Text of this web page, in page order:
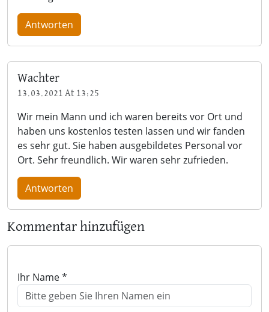
Antworten
Wachter
13.03.2021 At 13:25
Wir mein Mann und ich waren bereits vor Ort und
haben uns kostenlos testen lassen und wir fanden
es sehr gut. Sie haben ausgebildetes Personal vor
Ort. Sehr freundlich. Wir waren sehr zufrieden.
Antworten
Kommentar hinzufügen
Ihr Name *